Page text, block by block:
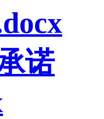
诺